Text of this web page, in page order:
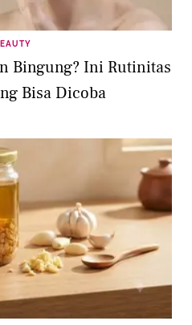
Bingung? Ini Rutinitas
Bisa Dicoba